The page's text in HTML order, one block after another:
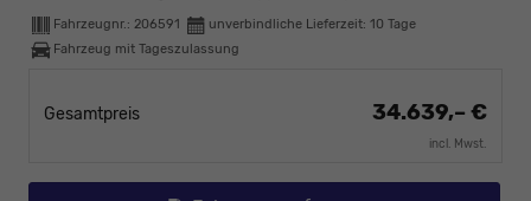
Fahrzeugnr.: 206591 unverbindliche Lieferzeit: 10 Tage
Fahrzeug mit Tageszulassung
Gesamtpreis 34.639,– €
incl. Mwst.